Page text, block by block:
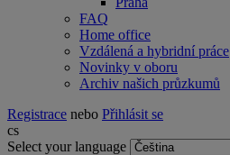
FAQ
Home office
Vzdálená a hybridní práce
Novinky v oboru
Archiv našich průzkumů
Registrace nebo Přihlásit se
cs
Select your language